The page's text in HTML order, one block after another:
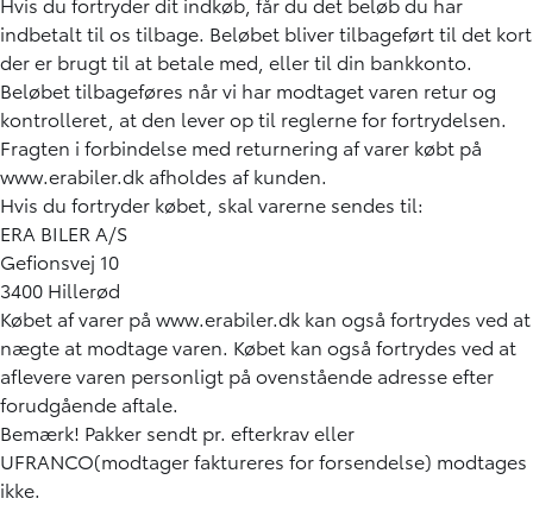
indbetalt til os tilbage. Beløbet bliver tilbageført til det kort
der er brugt til at betale med, eller til din bankkonto.
Beløbet tilbageføres når vi har modtaget varen retur og
kontrolleret, at den lever op til reglerne for fortrydelsen.
Fragten i forbindelse med returnering af varer købt på
www.erabiler.dk afholdes af kunden.
Hvis du fortryder købet, skal varerne sendes til:
ERA BILER A/S
Gefionsvej 10
3400 Hillerød
Købet af varer på www.erabiler.dk kan også fortrydes ved at
nægte at modtage varen. Købet kan også fortrydes ved at
aflevere varen personligt på ovenstående adresse efter
forudgående aftale.
Bemærk! Pakker sendt pr. efterkrav eller
UFRANCO(modtager faktureres for forsendelse) modtages
ikke.